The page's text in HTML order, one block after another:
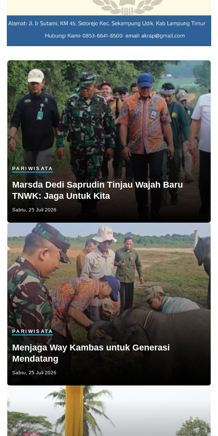
PARIWISATA
Marsda Dedi Saprudin Tinjau Wajah Baru
TNWK: Jaga Untuk Kita
Sabtu, 25 Juli 2026
PARIWISATA
Menjaga Way Kambas untuk Generasi
Mendatang
Sabtu, 25 Juli 2026